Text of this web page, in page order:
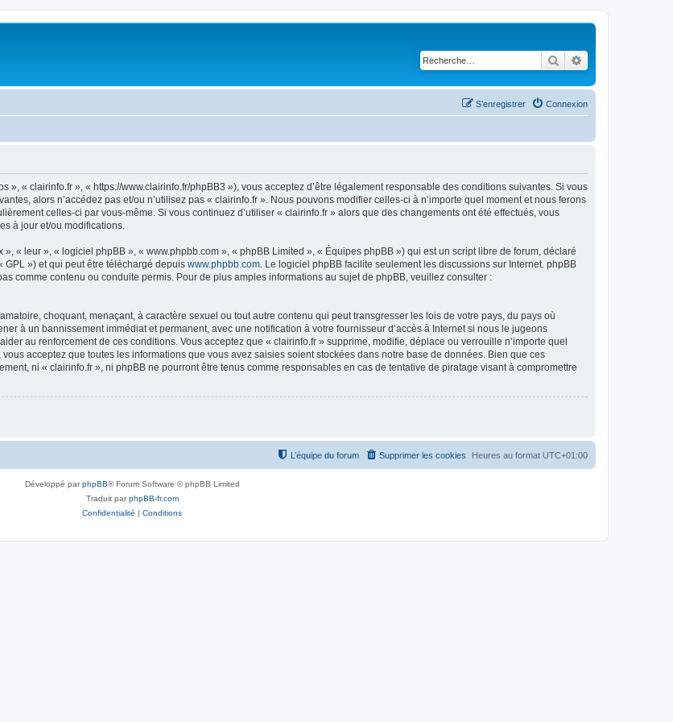
Rechercher
Connexion
S’enregistrer
», « clairinfo.fr », « https://www.clairinfo.fr/phpBB3 »), vous acceptez d’être légalement responsable des conditions suivantes. Si vous
alors n’accédez pas et/ou n’utilisez pas « clairinfo.fr ». Nous pouvons modifier celles-ci à n’importe quel moment et nous ferons
celles-ci par vous-même. Si vous continuez d’utiliser « clairinfo.fr » alors que des changements ont été effectués, vous
à jour et/ou modifications.
« leur », « logiciel phpBB », « www.phpbb.com », « phpBB Limited », « Équipes phpBB ») qui est un script libre de forum, déclaré
GPL ») et qui peut être téléchargé depuis www.phpbb.com . Le logiciel phpBB facilite seulement les discussions sur Internet. phpBB
comme contenu ou conduite permis. Pour de plus amples informations au sujet de phpBB, veuillez consulter :
choquant, menaçant, à caractère sexuel ou tout autre contenu qui peut transgresser les lois de votre pays, du pays où
à un bannissement immédiat et permanent, avec une notification à votre fournisseur d’accès à Internet si nous le jugeons
au renforcement de ces conditions. Vous acceptez que « clairinfo.fr » supprime, modifie, déplace ou verrouille n’importe quel
acceptez que toutes les informations que vous avez saisies soient stockées dans notre base de données. Bien que ces
ni « clairinfo.fr », ni phpBB ne pourront être tenus comme responsables en cas de tentative de piratage visant à compromettre
Heures au format UTC+01:00
Supprimer les cookies
L’équipe du forum
Développé parphpBB® Forum Software © phpBB Limited
Traduit parphpBB-fr.com
Confidentialité | Conditions